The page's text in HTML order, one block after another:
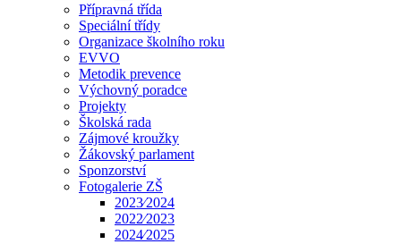
Přípravná třída
Speciální třídy
Organizace školního roku
EVVO
Metodik prevence
Výchovný poradce
Projekty
Školská rada
Zájmové kroužky
Žákovský parlament
Sponzorství
Fotogalerie ZŠ
2023⁄2024
2022⁄2023
2024⁄2025